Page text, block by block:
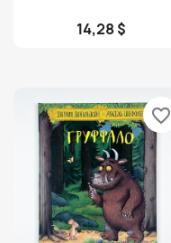
14,28 $
favorite_border